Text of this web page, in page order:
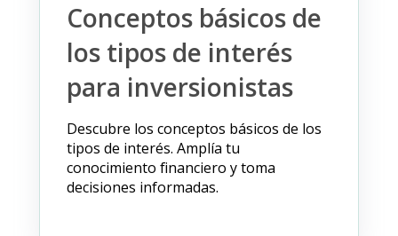
Conceptos básicos de
los tipos de interés
para inversionistas
Descubre los conceptos básicos de los
tipos de interés. Amplía tu
conocimiento financiero y toma
decisiones informadas.